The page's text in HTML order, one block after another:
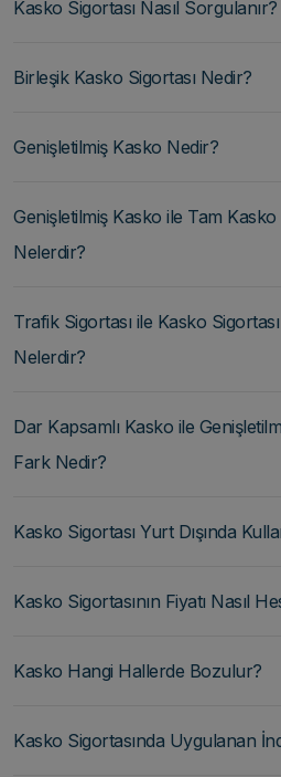
Kasko Sigortası Nasıl Sorgulanır?
Birleşik Kasko Sigortası Nedir?
Genişletilmiş Kasko Nedir?
Genişletilmiş Kasko ile Tam
Nelerdir?
Trafik Sigortası ile Kasko
Nelerdir?
Dar Kapsamlı Kasko ile
Fark Nedir?
Kasko Sigortası Yurt Dışında
Kasko Sigortasının Fiyatı Nasıl
Kasko Hangi Hallerde Bozulur?
Kasko Sigortasında Uygulanan